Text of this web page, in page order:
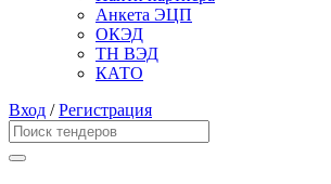
Анкета ЭЦП
ОКЭД
ТН ВЭД
КАТО
Вход /Регистрация